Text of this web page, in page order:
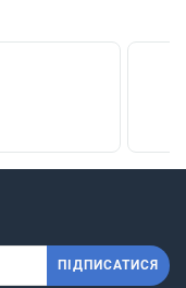
ПІДПИСАТИСЯ